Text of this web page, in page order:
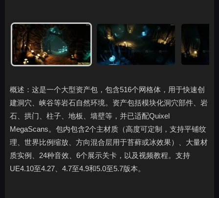
概述：这是一个大型资产包，包含516个网格体，用于快速创
建洞穴、峡谷等岩石自然环境。资产包括模块化洞穴部件、岩
石、拱门、柱子、地板、墙壁等，并已适配Quixel
MegaScans。包内包含2个主材质（高度可定制，支持平铺纹
理、世界比例缩放、方向混合层用于苔藓或冰效果）、大量材
质实例、24种音效、6个展示关卡，以及视频教程。支持
UE4.10至4.27、4.7至4.9和5.0至5.7版本。